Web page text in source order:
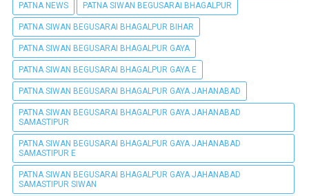
PATNA NEWS PATNA SIWAN BEGUSARAI BHAGALPUR
PATNA SIWAN BEGUSARAI BHAGALPUR BIHAR
PATNA SIWAN BEGUSARAI BHAGALPUR GAYA
PATNA SIWAN BEGUSARAI BHAGALPUR GAYA E
PATNA SIWAN BEGUSARAI BHAGALPUR GAYA JAHANABAD
PATNA SIWAN BEGUSARAI BHAGALPUR GAYA JAHANABAD
SAMASTIPUR
PATNA SIWAN BEGUSARAI BHAGALPUR GAYA JAHANABAD
SAMASTIPUR E
PATNA SIWAN BEGUSARAI BHAGALPUR GAYA JAHANABAD
SAMASTIPUR SIWAN